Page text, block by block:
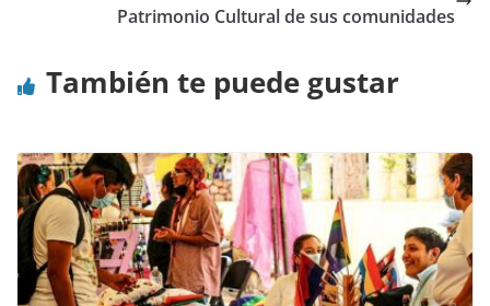
Patrimonio Cultural de sus comunidades
También te puede gustar